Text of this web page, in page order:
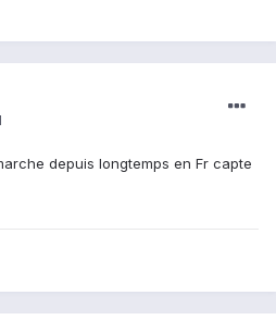
depuis longtemps en Fr capte